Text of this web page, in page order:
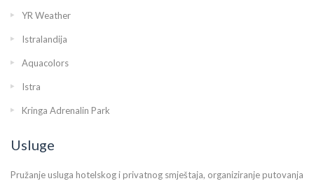
YR Weather
Istralandija
Aquacolors
Istra
Kringa Adrenalin Park
Usluge
Pružanje usluga hotelskog i privatnog smještaja, organiziranje putovanja